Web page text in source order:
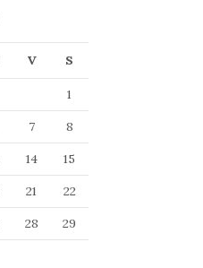
V S
1
7
8
14
15
21
22
28
29